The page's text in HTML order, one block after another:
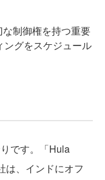
制御権を持つ重要
ングをスケジュール
です。「Hula
は、インドにオフ